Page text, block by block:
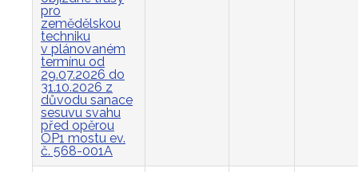
pro
zemědělskou
techniku
v plánovaném
termínu od
29.07.2026 do
31.10.2026 z
důvodu sanace
sesuvu svahu
před opěrou
OP1 mostu ev.
č. 568-001A